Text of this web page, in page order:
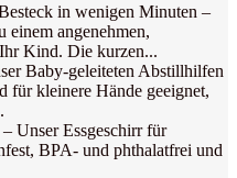
in wenigen Minuten –
einem angenehmen,
Kind. Die kurzen...
Baby-geleiteten Abstillhilfen
für kleinere Hände geeignet,
Unser Essgeschirr für
BPA- und phthalatfrei und